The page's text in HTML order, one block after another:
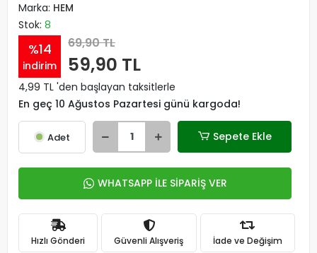
Marka: HEM
Stok: 8
%14
indirim
69,90 TL
59,90 TL
4,99 TL 'den başlayan taksitlerle
En geç 10 Ağustos Pazartesi günü kargoda!
Adet Sepete Ekle
WHATSAPP İLE SİPARİŞ VER
Hızlı Gönderi Güvenli Alışveriş İade ve Değişim